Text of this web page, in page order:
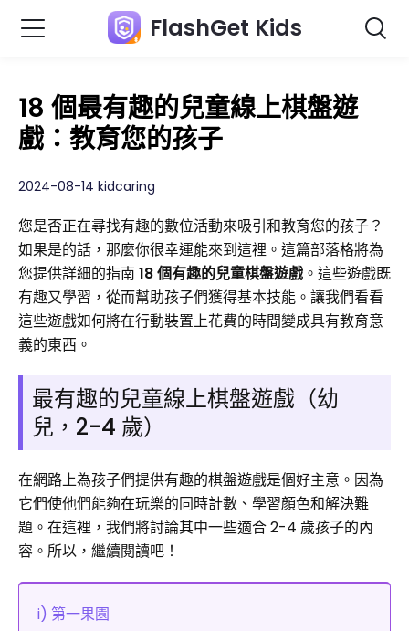
FlashGet Kids
18 個最有趣的兒童線上棋盤遊
戲：教育您的孩子
2024-08-14 kidcaring
您是否正在尋找有趣的數位活動來吸引和教育您的孩子？
如果是的話，那麼你很幸運能來到這裡。這篇部落格將為
您提供詳細的指南 18 個有趣的兒童棋盤遊戲 。這些遊戲既
有趣又學習，從而幫助孩子們獲得基本技能。讓我們看看
這些遊戲如何將在行動裝置上花費的時間變成具有教育意
義的東西。
最有趣的兒童線上棋盤遊戲（幼
兒，2-4 歲）
在網路上為孩子們提供有趣的棋盤遊戲是個好主意。因為
它們使他們能夠在玩樂的同時計數、學習顏色和解決難
題。在這裡，我們將討論其中一些適合 2-4 歲孩子的內
容。所以，繼續閱讀吧！
i) 第一果園